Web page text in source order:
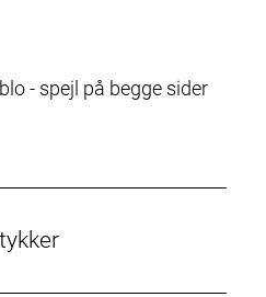
- spejl på begge sider